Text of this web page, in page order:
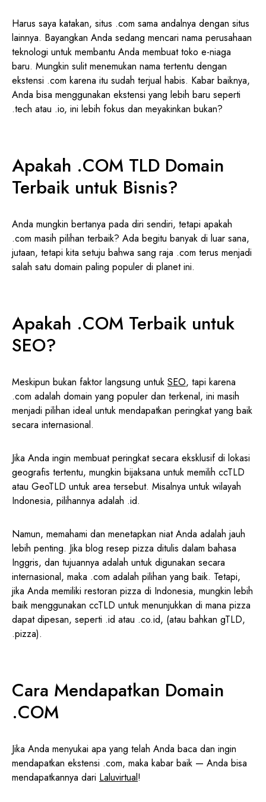
Harus saya katakan, situs .com sama andalnya dengan situs
lainnya. Bayangkan Anda sedang mencari nama perusahaan
teknologi untuk membantu Anda membuat toko e-niaga
baru. Mungkin sulit menemukan nama tertentu dengan
ekstensi .com karena itu sudah terjual habis. Kabar baiknya,
Anda bisa menggunakan ekstensi yang lebih baru seperti
.tech atau .io, ini lebih fokus dan meyakinkan bukan?
Apakah .COM TLD Domain
Terbaik untuk Bisnis?
Anda mungkin bertanya pada diri sendiri, tetapi apakah
.com masih pilihan terbaik? Ada begitu banyak di luar sana,
jutaan, tetapi kita setuju bahwa sang raja .com terus menjadi
salah satu domain paling populer di planet ini.
Apakah .COM Terbaik untuk
SEO?
Meskipun bukan faktor langsung untuk SEO, tapi karena
.com adalah domain yang populer dan terkenal, ini masih
menjadi pilihan ideal untuk mendapatkan peringkat yang baik
secara internasional.
Jika Anda ingin membuat peringkat secara eksklusif di lokasi
geografis tertentu, mungkin bijaksana untuk memilih ccTLD
atau GeoTLD untuk area tersebut. Misalnya untuk wilayah
Indonesia, pilihannya adalah .id.
Namun, memahami dan menetapkan niat Anda adalah jauh
lebih penting. Jika blog resep pizza ditulis dalam bahasa
Inggris, dan tujuannya adalah untuk digunakan secara
internasional, maka .com adalah pilihan yang baik. Tetapi,
jika Anda memiliki restoran pizza di Indonesia, mungkin lebih
baik menggunakan ccTLD untuk menunjukkan di mana pizza
dapat dipesan, seperti .id atau .co.id, (atau bahkan gTLD,
.pizza).
Cara Mendapatkan Domain
.COM
Jika Anda menyukai apa yang telah Anda baca dan ingin
mendapatkan ekstensi .com, maka kabar baik — Anda bisa
mendapatkannya dari Laluvirtual!